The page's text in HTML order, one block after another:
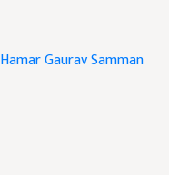
Hamar Gaurav Samman